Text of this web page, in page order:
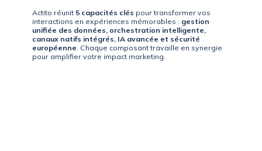
Actito réunit 5 capacités clés pour transformer vos
interactions en expériences mémorables : gestion
unifiée des données, orchestration intelligente,
canaux natifs intégrés, IA avancée et sécurité
européenne. Chaque composant travaille en synergie
pour amplifier votre impact marketing.